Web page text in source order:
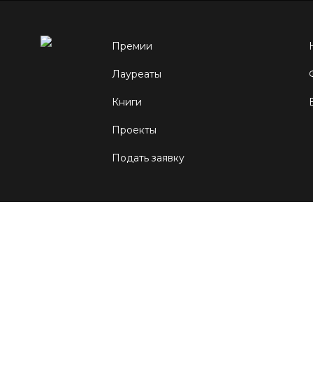
Премии
Лауреаты
Книги
Проекты
Подать заявку